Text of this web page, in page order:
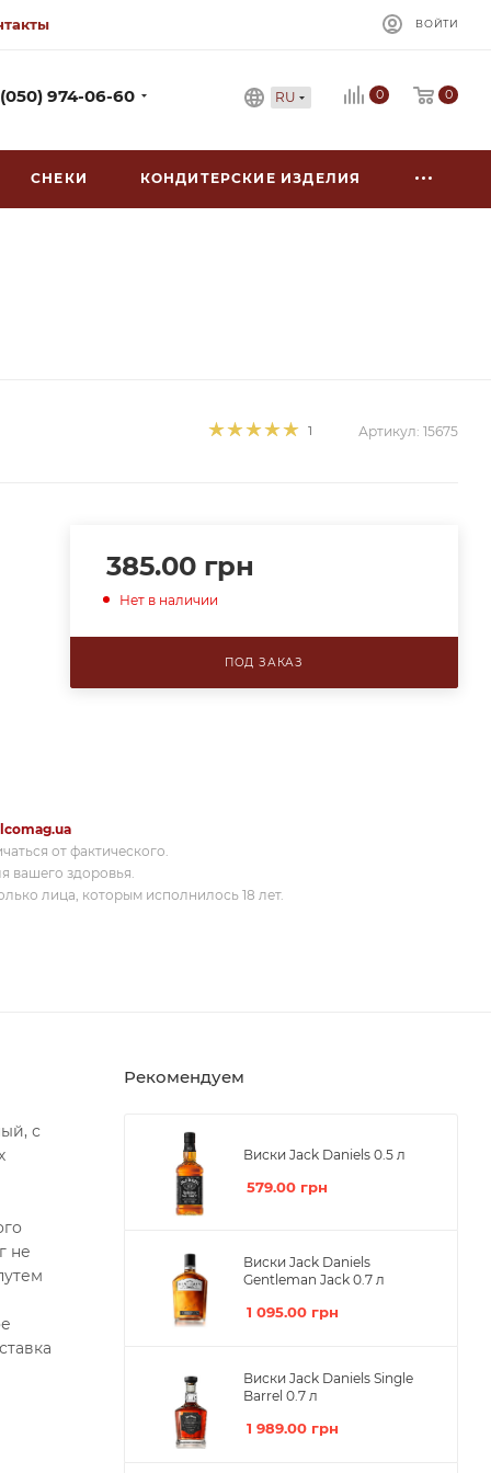
ВОЙТИ
974-06-60 RU 0 0
СНЕКИ КОНДИТЕРСКИЕ ИЗДЕЛИЯ
1 Артикул: 15675
385.00грн
Нет в наличии
ПОД ЗАКАЗ
от фактического.
вашего здоровья.
лица, которым исполнилось 18 лет.
с
не
Рекомендуем
Виски Jack Daniels 0.5 л
579.00 грн
Виски Jack Daniels
Gentleman Jack 0.7 л
1 095.00 грн
Виски Jack Daniels Single
Barrel 0.7 л
1 989.00 грн